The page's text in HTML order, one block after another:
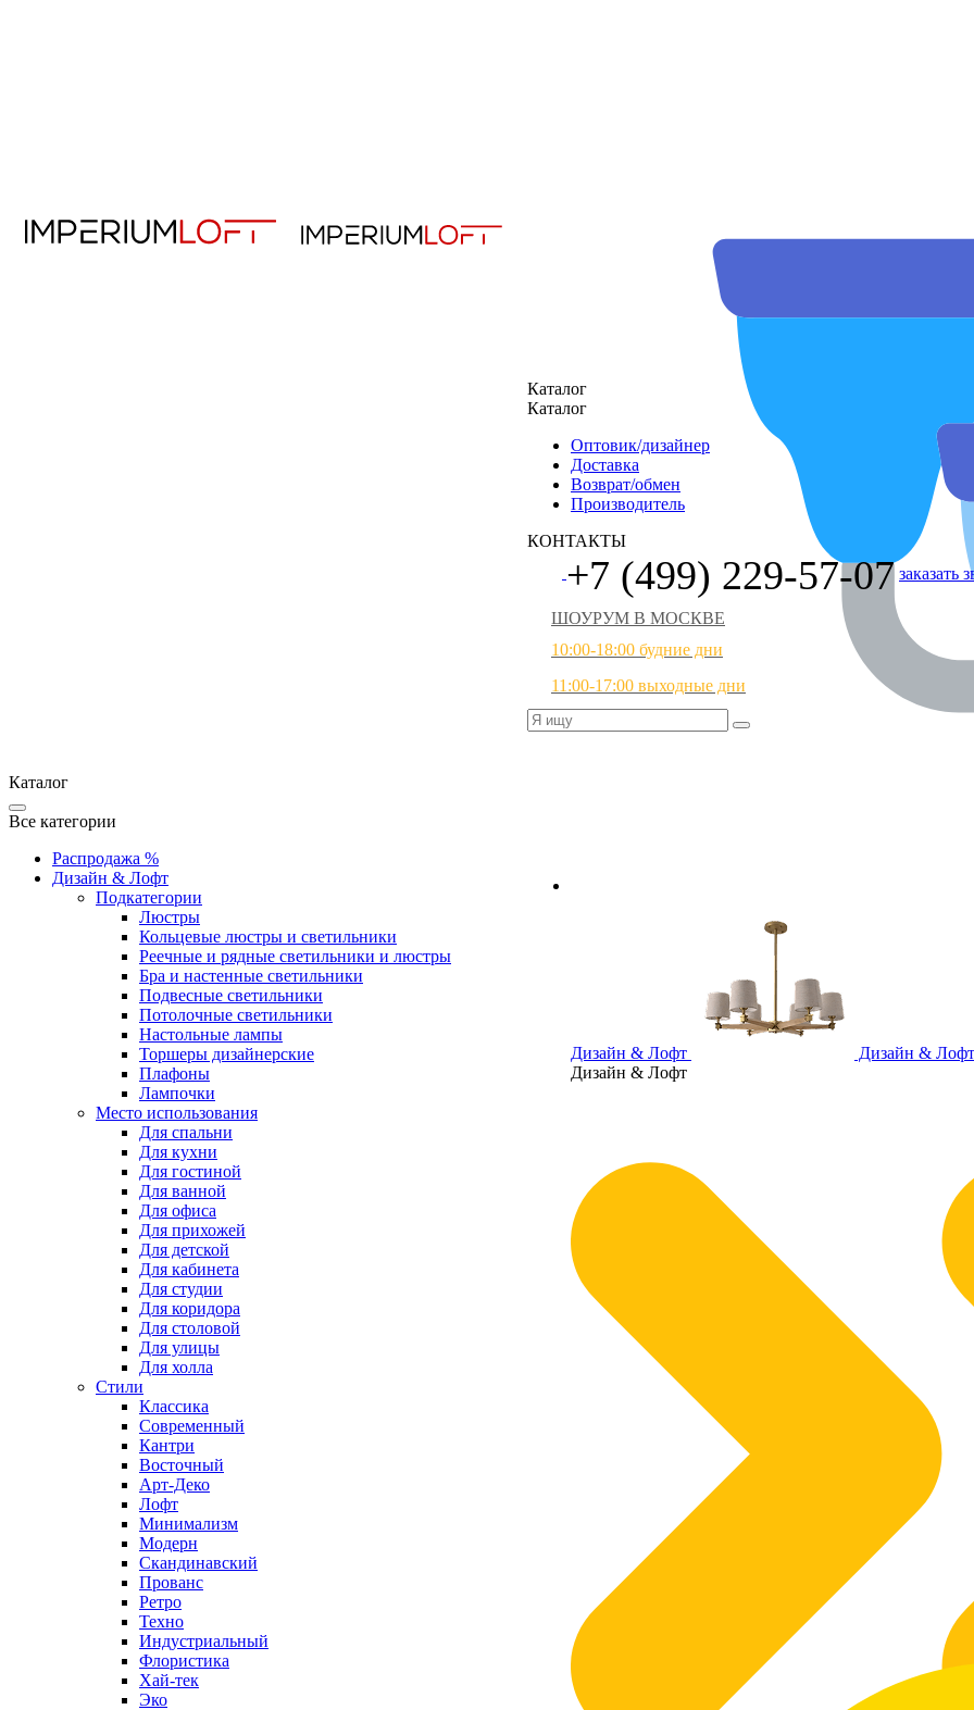
Дизайн & Лофт
Дизайн & Лофт
Дизайн & Лофт
Каталог
Каталог
Оптовик/дизайнер
Доставка
Возврат/обмен
Производитель
КОНТАКТЫ
+7 (499) 229-57-07 заказать
ШОУРУМ В МОСКВЕ
10:00-18:00 будние дни
11:00-17:00 выходные дни
Каталог
Все категории
Распродажа %
Дизайн & Лофт
Подкатегории
Люстры
Кольцевые люстры и светильники
Реечные и рядные светильники и люстры
Бра и настенные светильники
Подвесные светильники
Потолочные светильники
Настольные лампы
Торшеры дизайнерские
Плафоны
Лампочки
Место использования
Для спальни
Для кухни
Для гостиной
Для ванной
Для офиса
Для прихожей
Для детской
Для кабинета
Для студии
Для коридора
Для столовой
Для улицы
Для холла
Стили
Классика
Современный
Кантри
Восточный
Арт-Деко
Лофт
Минимализм
Модерн
Скандинавский
Прованс
Ретро
Техно
Индустриальный
Флористика
Хай-тек
Эко